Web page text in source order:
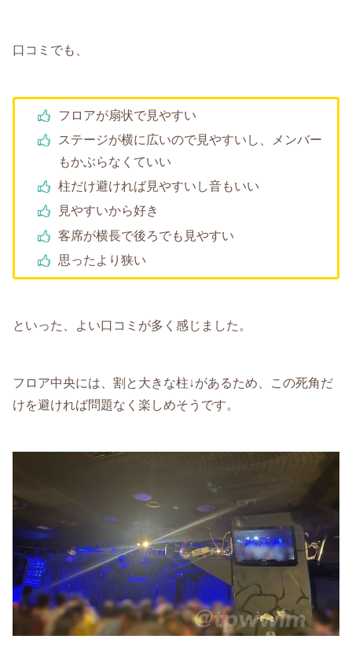
口コミでも、
フロアが扇状で見やすい
ステージが横に広いので見やすいし、メンバー
もかぶらなくていい
柱だけ避ければ見やすいし音もいい
見やすいから好き
客席が横長で後ろでも見やすい
思ったより狭い
といった、よい口コミが多く感じました。
フロア中央には、割と大きな柱↓があるため、この死角だ
けを避ければ問題なく楽しめそうです。